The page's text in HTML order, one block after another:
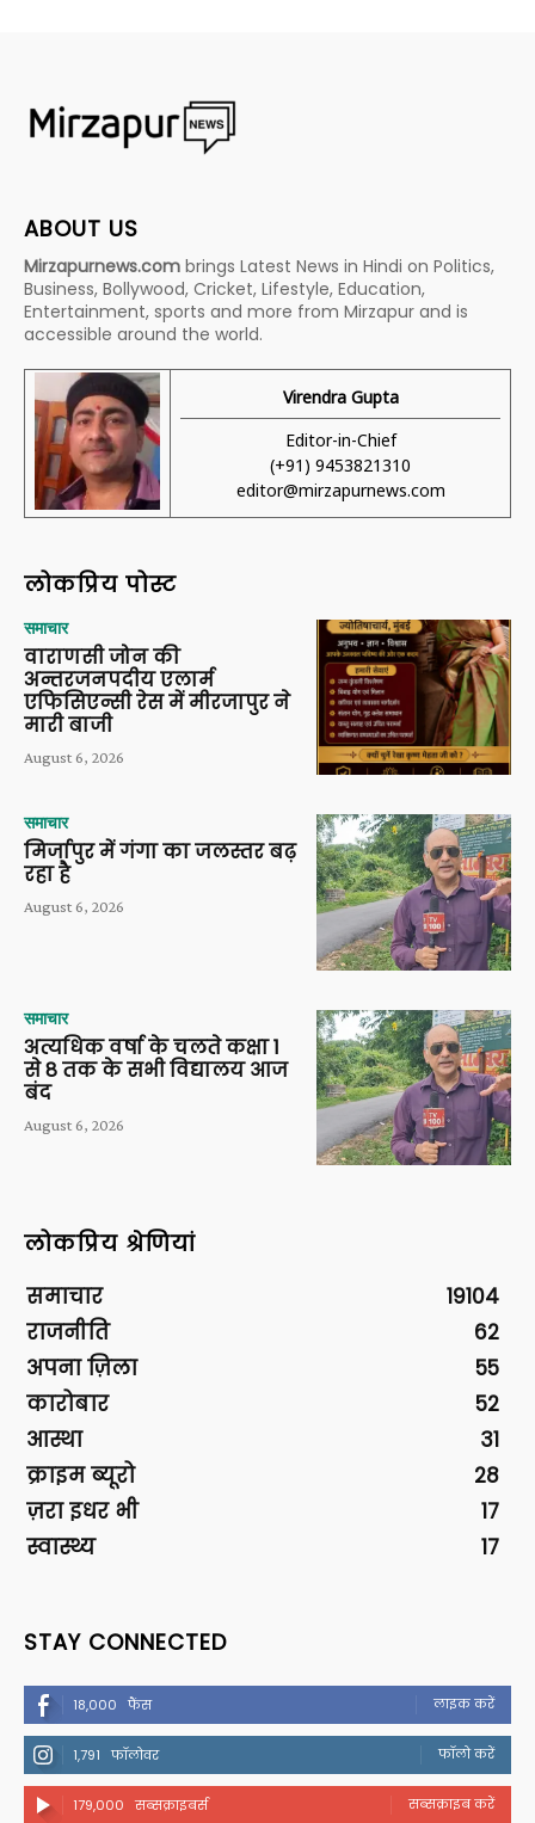
ABOUT US
Mirzapurnews.com brings Latest News in Hindi on Politics,
Business, Bollywood, Cricket, Lifestyle, Education,
Entertainment, sports and more from Mirzapur and is
accessible around the world.
Virendra Gupta
Editor-in-Chief
(+91) 9453821310
editor@mirzapurnews.com
लोकप्रिय पोस्ट
समाचार
वाराणसी जोन की
अन्तरजनपदीय एलार्म
एफिसिएन्सी रेस में मीरजापुर ने
मारी बाजी
August 6, 2026
समाचार
मिर्जापुर में गंगा का जलस्तर बढ़
रहा है
August 6, 2026
समाचार
अत्यधिक वर्षा के चलते कक्षा 1
से 8 तक के सभी विद्यालय आज
बंद
August 6, 2026
लोकप्रिय श्रेणियां
समाचार
19104
राजनीति
62
अपना ज़िला
55
कारोबार
52
आस्था
31
क्राइम ब्यूरो
28
ज़रा इधर भी
17
स्वास्थ्य
17
STAY CONNECTED
18,000 फैंस लाइक करें
1,791 फॉलोवर फॉलो करें
179,000 सब्सक्राइबर्स सब्सक्राइब करें